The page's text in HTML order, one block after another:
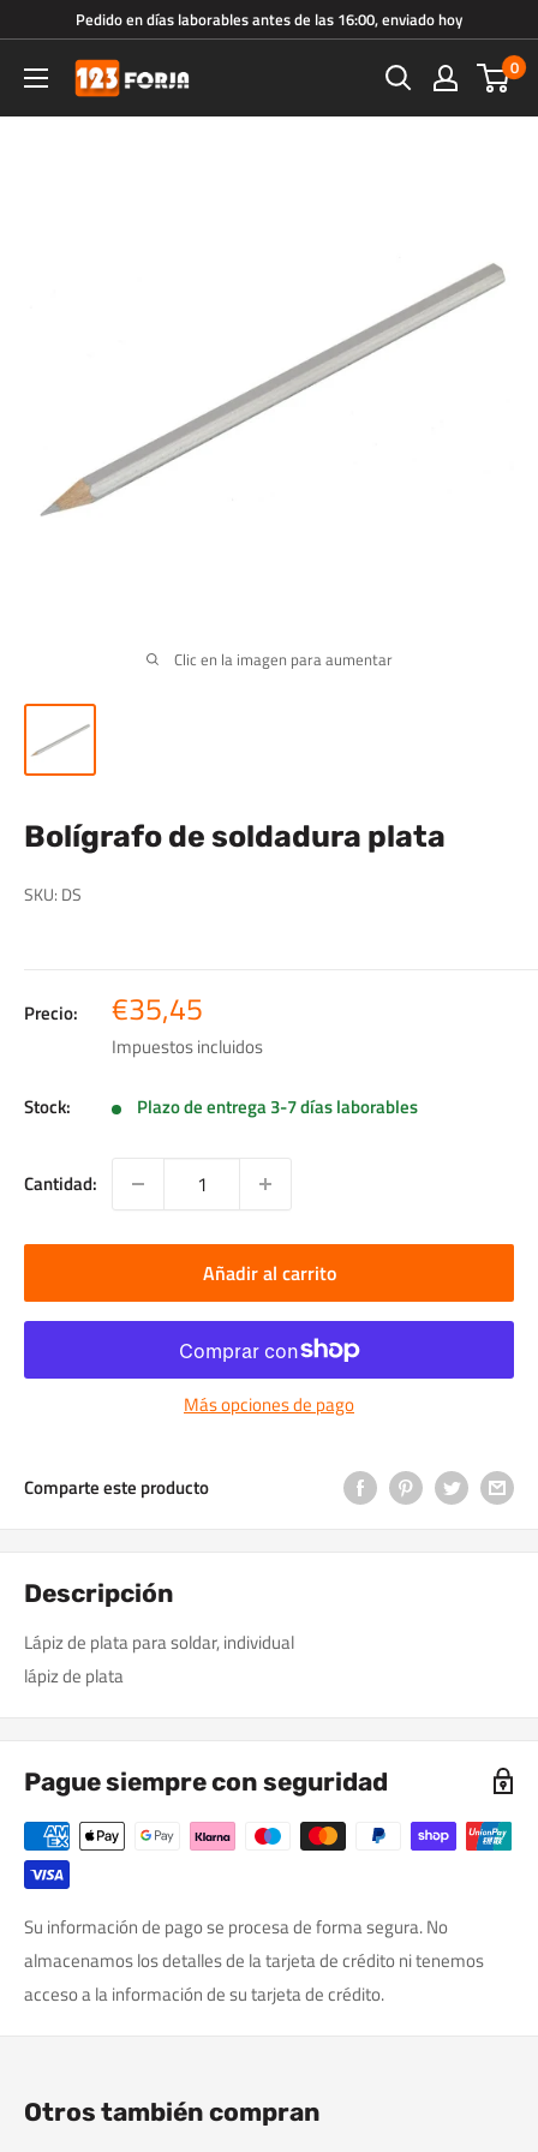
directamente
contenido
Pedido en días laborables antes de las 16:00, enviado hoy
123forja.es 0
Clic en la imagen para aumentar
Bolígrafo de soldadura plata
SKU: DS
Precio: Precio
de
venta
€35,45
Impuestos incluidos
Stock: Plazo de entrega 3-7 días laborables
Cantidad:
Añadir al carrito
Más opciones de pago
Comparte este producto
Descripción
Lápiz de plata para soldar, individual
lápiz de plata
Pague siempre con seguridad
Su información de pago se procesa de forma segura. No
almacenamos los detalles de la tarjeta de crédito ni tenemos
acceso a la información de su tarjeta de crédito.
Otros también compran